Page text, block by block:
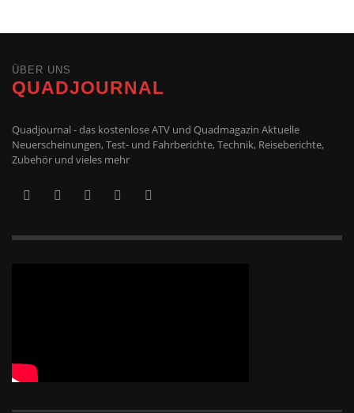
ÜBER UNS
QUADJOURNAL
Quadjournal - das kostenlose ATV und Quadmagazin Aktuelle
Neuerscheinungen, Test- und Fahrberichte, Technik, Reiseberichte,
Zubehör und vieles mehr